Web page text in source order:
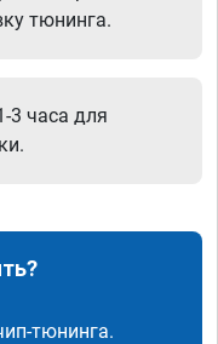
тюнинга.
3 часа для
тюнинга.